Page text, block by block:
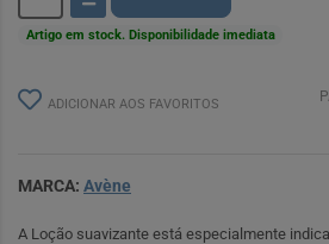
Artigo em stock. Disponibilidade imediata
ADICIONAR AOS FAVORITOS
MARCA: Avène
A Loção suavizante está especialmente